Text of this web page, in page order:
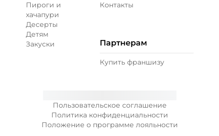
29 ₽
+ Лук красный (10 г)/10 г
+ Морковь по-корейски (10 г)/
Пользовательское соглашение
Политика конфиденциальности
Положение о программе лояльности
Пироги и
хачапури
Десерты
Детям
Закуски
Контакты
Партнерам
Купить франшизу